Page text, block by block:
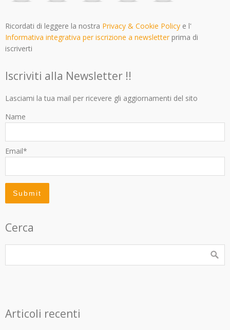
Ricordati di leggere la nostra Privacy & Cookie Policy e l'
Informativa integrativa per iscrizione a newsletterprima di
iscriverti
Iscriviti alla Newsletter !!
Lasciami la tua mail per ricevere gli aggiornamenti del sito
Name
Email*
Cerca
Articoli recenti